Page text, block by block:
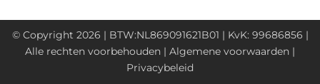
© Copyright 2026 | BTW:NL869091621B01 | KvK: 99686856 |
Alle rechten voorbehouden | Algemene voorwaarden |
Privacybeleid